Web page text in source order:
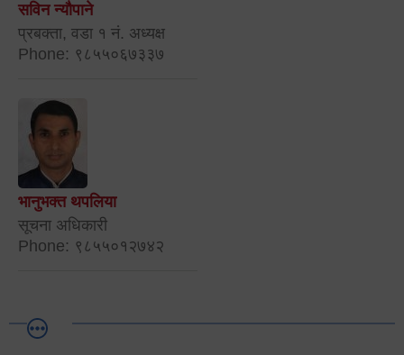
सविन न्यौपाने
प्रबक्ता, वडा १ नं. अध्यक्ष
Phone: ९८५५०६७३३७
भानुभक्त थपलिया
सूचना अधिकारी
Phone: ९८५५०१२७४२